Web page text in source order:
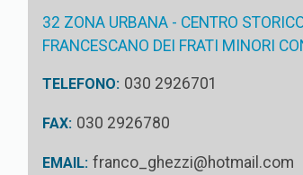
32 ZONA URBANA - CENTRO
FRANCESCANO DEI FRATI MINORI
TELEFONO: 030 2926701
FAX: 030 2926780
EMAIL: franco_ghezzi@hotmail.com